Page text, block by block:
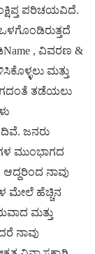
ಪರಿಚಯವಿದೆ.
, ವಿವರಣ &
ಮತ್ತು
ತಡೆಯಲು
ಜನರು
ಮುಂಭಾಗದ
ನಾವು
ಮೇಲೆ ಹೆಚ್ಚಿನ
ಮತ್ತು
ನಾವು